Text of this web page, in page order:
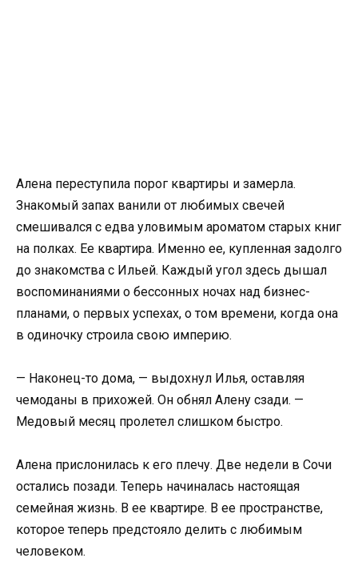
Алена переступила порог квартиры и замерла.
Знакомый запах ванили от любимых свечей
смешивался с едва уловимым ароматом старых книг
на полках. Ее квартира. Именно ее, купленная задолго
до знакомства с Ильей. Каждый угол здесь дышал
воспоминаниями о бессонных ночах над бизнес-
планами, о первых успехах, о том времени, когда она
в одиночку строила свою империю.
— Наконец-то дома, — выдохнул Илья, оставляя
чемоданы в прихожей. Он обнял Алену сзади. —
Медовый месяц пролетел слишком быстро.
Алена прислонилась к его плечу. Две недели в Сочи
остались позади. Теперь начиналась настоящая
семейная жизнь. В ее квартире. В ее пространстве,
которое теперь предстояло делить с любимым
человеком.